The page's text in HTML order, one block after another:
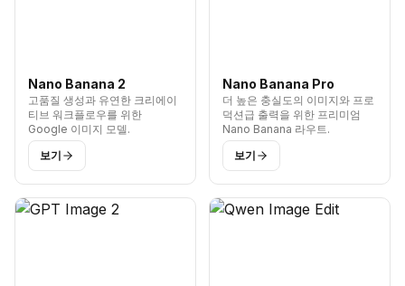
Nano Banana 2
고품질 생성과 유연한 크리에이
티브 워크플로우를 위한
Google 이미지 모델.
보기
Nano Banana Pro
더 높은 충실도의 이미지와 프로
덕션급 출력을 위한 프리미엄
Nano Banana 라우트.
보기